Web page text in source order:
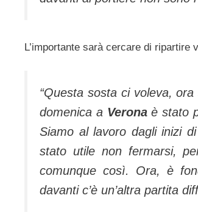
L’importante sarà cercare di ripartire
“Questa sosta ci voleva,
domenica a Veronaè stato
Siamo al lavoro dagli inizi
stato utile non fermarsi,
comunque così. Ora, è
davanti c’è un’altra partita